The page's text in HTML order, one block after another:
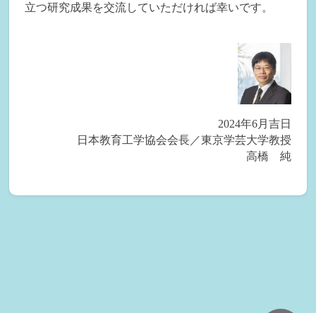
立つ研究成果を交流していただければ幸いです。
2024年6月吉日
日本教育工学協会会長／東京学芸大学教授
高橋 純